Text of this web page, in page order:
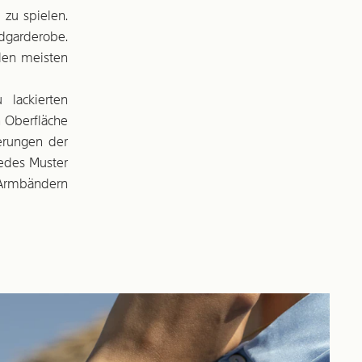
spielen.
meisten
der
Muster